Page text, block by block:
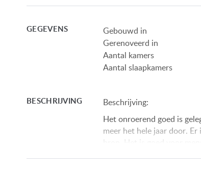
GEGEVENS Gebouwd in
Gerenoveerd in
Aantal kamers
Aantal slaapkamers
BESCHRIJVING
Beschrijving:
Het onroerend goed is
meer het hele jaar door.
bron. Het is goed voor